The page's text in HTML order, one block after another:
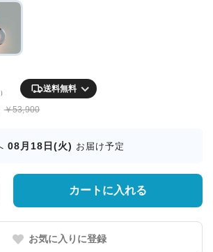
送料無料
￥53,900
08月18日(火) お届け予定
カートに入れる
お気に入りに登録